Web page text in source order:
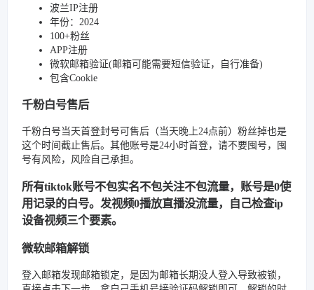
波兰IP注册
年份：2024
100+粉丝
APP注册
微软邮箱验证(邮箱可能需要短信验证，自行准备)
包含Cookie
千粉白号售后
千粉白号当天首登封号可售后（当天晚上24点前）粉丝掉也是
这个时间截止售后。其他账号是24小时首登，请不要囤号，囤
号有风险，风险自己承担。
所有tiktok账号不包实名不包关注不包流量，账号是0使
用记录的白号。发视频0播放直播没流量，自己检查ip
设备视频三个要素。
微软邮箱解锁
登入邮箱发现邮箱锁定，是因为邮箱长期没人登入导致被锁，